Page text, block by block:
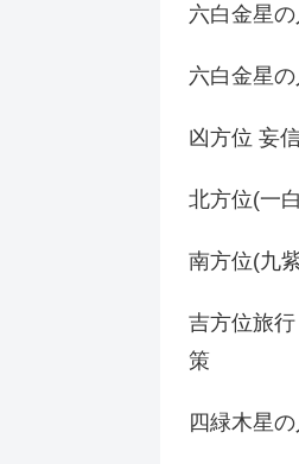
六白金星の
六白金星
凶方位 妄
北方位(一
南方位(九
吉方位旅
策
四緑木星の